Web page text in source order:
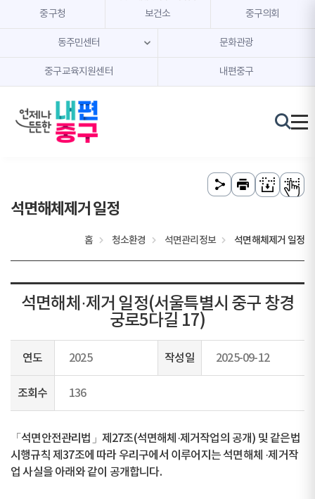
본문 내용 바로가기
주메뉴 바로가기
중구청 보건소 중구의회
동주민센터 문화관광
중구교육지원센터 내편중구
석면해체제거 일정
홈 청소환경 석면관리정보 석면해체제거 일정
석면해체·제거 일정(서울특별시 중구 창경
궁로5다길 17)
연도 2025 작성일 2025-09-12
조회수 136
「석면안전관리법」제27조(석면해체·제거작업의 공개) 및 같은법
시행규칙 제37조에 따라 우리구에서 이루어지는 석면해체 ·제거작
업 사실을 아래와 같이 공개합니다.